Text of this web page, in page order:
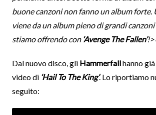
buone canzoni non fanno un album forte.
viene da un album pieno di grandi
stiamo offrendo con ‘Avenge The Fallen’
Dal nuovo disco, gli Hammerfallhanno
video di ‘Hail To The King’. Lo riportiamo
seguito: